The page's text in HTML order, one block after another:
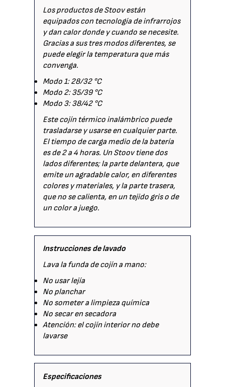
Los productos de Stoov están
equipados con tecnología de infrarrojos
y dan calor donde y cuando se necesite.
Gracias a sus tres modos diferentes, se
puede elegir la temperatura que más
convenga.
Modo 1: 28/32 °C
Modo 2: 35/39 °C
Modo 3: 38/42 °C
Este cojín térmico inalámbrico puede
trasladarse y usarse en cualquier parte.
El tiempo de carga medio de la batería
es de 2 a 4 horas. Un Stoov tiene dos
lados diferentes; la parte delantera, que
emite un agradable calor, en diferentes
colores y materiales, y la parte trasera,
que no se calienta, en un tejido gris o de
un color a juego.
Instrucciones de lavado
Lava la funda de cojín a mano:
No usar lejía
No planchar
No someter a limpieza química
No secar en secadora
Atención: el cojín interior no debe
lavarse
Especificaciones